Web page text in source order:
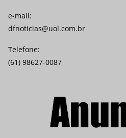
e-mail:
dfnoticias@uol.com.br
Telefone:
(61) 98627-0087